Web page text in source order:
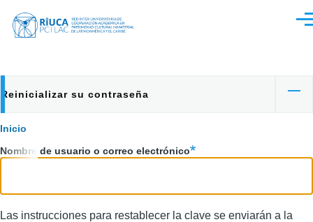
Primary
tabs
Reinicializar su contraseña
Sobrescribir
enlaces
ayuda
Inicio
Nombre de usuario o correo electrónico
Las instrucciones para restablecer la clave se enviarán a la